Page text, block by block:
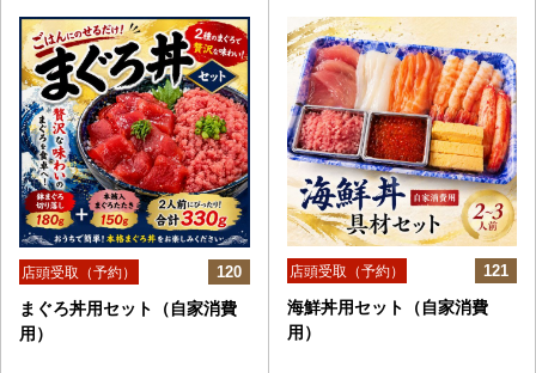
店頭受取（予約） 120
まぐろ丼用セット（自家消費
用）
店頭受取（予約） 121
海鮮丼用セット（自家消費
用）